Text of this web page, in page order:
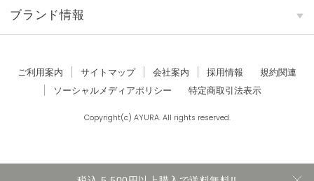
ブランド情報
ご利用案内 サイトマップ 会社案内 採用情報
規約関連
ソーシャルメディアポリシー
特定商取引法表示
Copyright(c) AYURA. All rights reserved.